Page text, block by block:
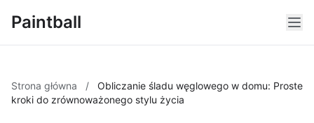
Paintball
Strona główna /
Obliczanie śladu węglowego w domu: Proste
kroki do zrównoważonego stylu życia